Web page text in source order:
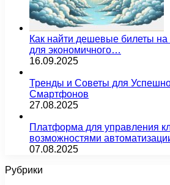
Как найти дешевые билеты
для экономичного…
16.09.2025
Тренды и Советы для
Смартфонов
27.08.2025
Платформа для управления
возможностями
07.08.2025
Рубрики